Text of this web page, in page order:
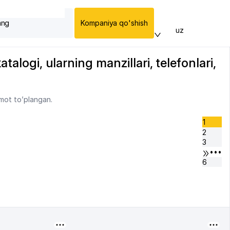
Kompaniya qo'shish
uz
ularning manzillari, telefonlari,
to’plangan.
1
2
3
•••
6